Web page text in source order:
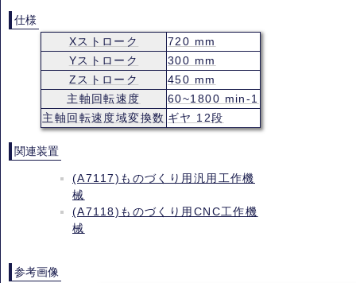
仕様
Xストローク
720 mm
Yストローク
300 mm
Zストローク
450 mm
主軸回転速度
60~1800 min-1
主軸回転速度域変換数 ギヤ 12段
関連装置
(A7117)ものづくり用汎用工作機
械
(A7118)ものづくり用CNC工作機
械
参考画像